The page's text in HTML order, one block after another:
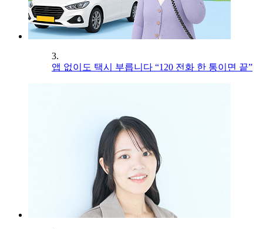
3.
앱 없이도 택시 부릅니다 “120 전화 한 통이면 끝”